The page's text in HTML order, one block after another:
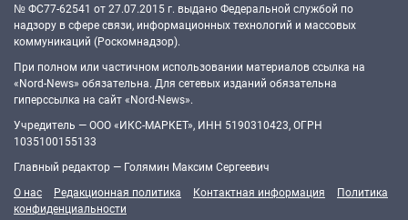
№ ФС77-62541 от 27.07.2015 г. выдано Федеральной службой по
надзору в сфере связи, информационных технологий и массовых
коммуникаций (Роскомнадзор).
При полном или частичном использовании материалов ссылка на
«Nord-News» обязательна. Для сетевых изданий обязательна
гиперссылка на сайт «Nord-News».
Учредитель — ООО «ИКС-МАРКЕТ», ИНН 5190310423, ОГРН
1035100155133
Главный редактор — Голямин Максим Сергеевич
О нас
Редакционная политика Контактная информация
Политика
конфиденциальности